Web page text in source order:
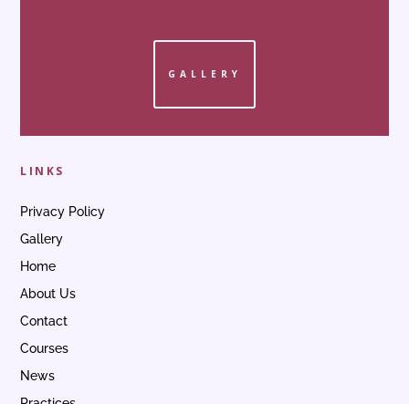
GALLERY
LINKS
Privacy Policy
Gallery
Home
About Us
Contact
Courses
News